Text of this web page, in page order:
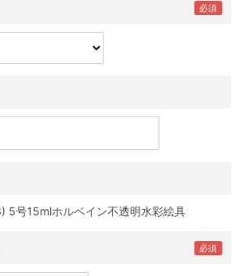
5号15mlホルベイン不透明水彩絵具